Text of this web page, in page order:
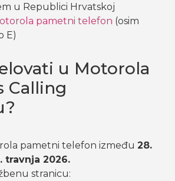
u Republici Hrvatskoj
pametni telefon (osim
E)
u Motorola
Calling
pametni telefon između 28.
travnja 2026.
stranicu: